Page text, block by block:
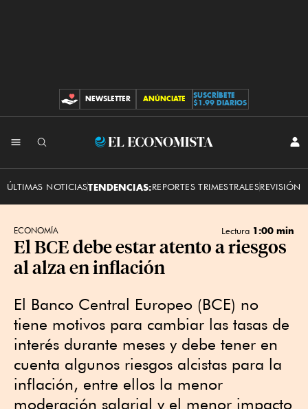
CONTRIBUCIONES
NEWSLETTER ANÚNCIATE
SUSCRÍBETE
$1.99 DIARIOS
El
ÚLTIMAS NOTICIASTENDENCIAS:REPORTES TRIMESTRALESREVISIÓN
ECONOMÍA Lectura 1:00 min
El BCE debe estar atento a riesgos
al alza en inflación
El Banco Central Europeo (BCE) no
tiene motivos para cambiar las tasas de
interés durante meses y debe tener en
cuenta algunos riesgos alcistas para la
inflación, entre ellos la menor
moderación salarial y el menor impacto